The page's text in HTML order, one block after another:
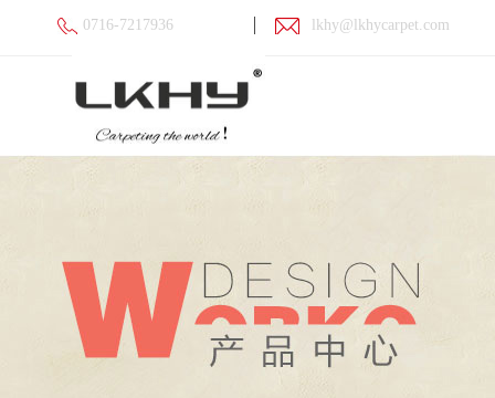
0716-7217936 lkhy@lkhycarpet.com